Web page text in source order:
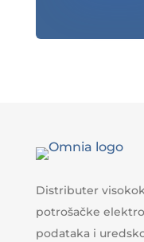
Distributer
potrošačke
podataka i